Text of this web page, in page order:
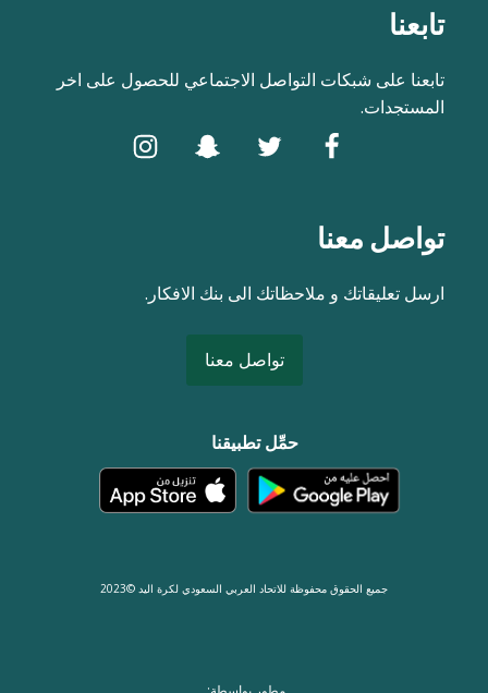
تابعنا
تابعنا على شبكات التواصل الاجتماعي للحصول على اخر
المستجدات.
تواصل معنا
ارسل تعليقاتك و ملاحظاتك الى بنك الافكار.
تواصل معنا
حمِّل تطبيقنا
جميع الحقوق محفوظة للاتحاد العربي السعودي لكرة اليد ©2023